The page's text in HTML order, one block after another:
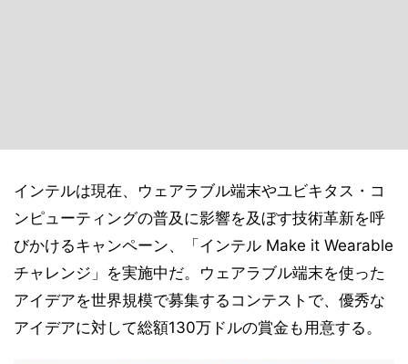
インテルは現在、ウェアラブル端末やユビキタス・コ
ンピューティングの普及に影響を及ぼす技術革新を呼
びかけるキャンペーン、「インテル Make it Wearable
チャレンジ」を実施中だ。ウェアラブル端末を使った
アイデアを世界規模で募集するコンテストで、優秀な
アイデアに対して総額130万ドルの賞金も用意する。